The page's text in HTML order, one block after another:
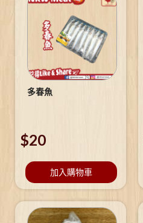
多春魚
$20
加入購物車